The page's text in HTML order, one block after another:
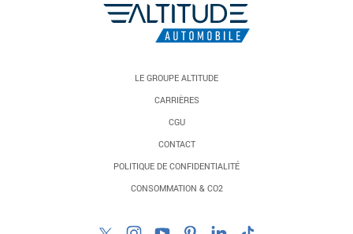
LE GROUPE ALTITUDE
CARRIÈRES
CGU
CONTACT
POLITIQUE DE CONFIDENTIALITÉ
CONSOMMATION & CO2